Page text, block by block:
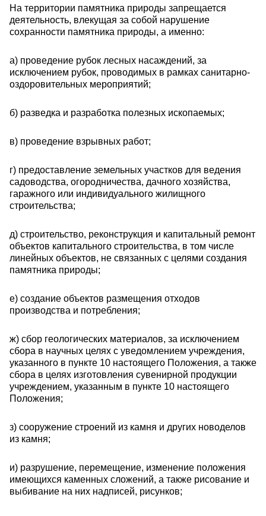
На территории памятника природы запрещается
деятельность, влекущая за собой нарушение
сохранности памятника природы, а именно:
а) проведение рубок лесных насаждений, за
исключением рубок, проводимых в рамках санитарно-
оздоровительных мероприятий;
б) разведка и разработка полезных ископаемых;
в) проведение взрывных работ;
г) предоставление земельных участков для ведения
садоводства, огородничества, дачного хозяйства,
гаражного или индивидуального жилищного
строительства;
д) строительство, реконструкция и капитальный ремонт
объектов капитального строительства, в том числе
линейных объектов, не связанных с целями создания
памятника природы;
е) создание объектов размещения отходов
производства и потребления;
ж) сбор геологических материалов, за исключением
сбора в научных целях с уведомлением учреждения,
указанного в пункте 10 настоящего Положения, а также
сбора в целях изготовления сувенирной продукции
учреждением, указанным в пункте 10 настоящего
Положения;
з) сооружение строений из камня и других новоделов
из камня;
и) разрушение, перемещение, изменение положения
имеющихся каменных сложений, а также рисование и
выбивание на них надписей, рисунков;